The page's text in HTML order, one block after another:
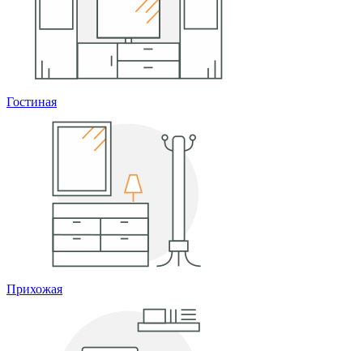
Гостиная
Прихожая